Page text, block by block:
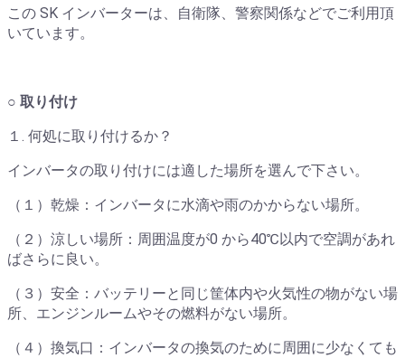
この SK インバーターは、自衛隊、警察関係などでご利用頂
いています。
○ 取り付け
１. 何処に取り付けるか？
インバータの取り付けには適した場所を選んで下さい。
（１）乾燥：インバータに水滴や雨のかからない場所。
（２）涼しい場所：周囲温度が0 から40℃以内で空調があれ
ばさらに良い。
（３）安全：バッテリーと同じ筐体内や火気性の物がない場
所、エンジンルームやその燃料がない場所。
（４）換気口：インバータの換気のために周囲に少なくても